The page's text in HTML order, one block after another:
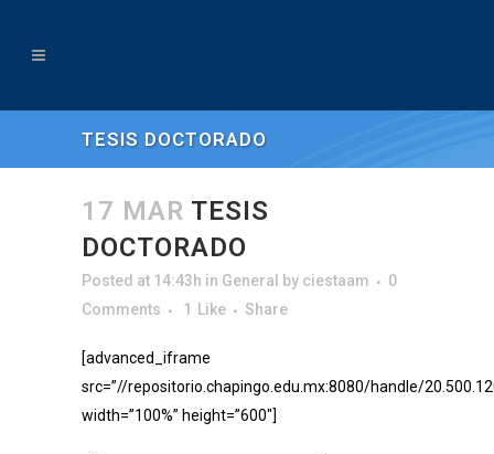
TESIS DOCTORADO
17 MAR TESIS
DOCTORADO
Posted at 14:43h in General by ciestaam
0
Comments
1 Like Share
[advanced_iframe
src=”//repositorio.chapingo.edu.mx:8080/handle/
width=”100%” height=”600″]